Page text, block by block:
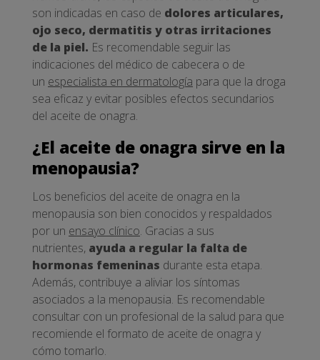
son indicadas en caso de dolores articulares,
ojo seco, dermatitis y otras irritaciones
de la piel. Es recomendable seguir las
indicaciones del médico de cabecera o de
un especialista en dermatología para que la droga
sea eficaz y evitar posibles efectos secundarios
del aceite de onagra.
¿El aceite de onagra sirve en la
menopausia?
Los beneficios del aceite de onagra en la
menopausia son bien conocidos y respaldados
por un ensayo clínico. Gracias a sus
nutrientes, ayuda a regular la falta de
hormonas femeninas durante esta etapa.
Además, contribuye a aliviar los síntomas
asociados a la menopausia. Es recomendable
consultar con un profesional de la salud para que
recomiende el formato de aceite de onagra y
cómo tomarlo.